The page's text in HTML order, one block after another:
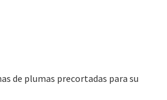
de plumas precortadas para su